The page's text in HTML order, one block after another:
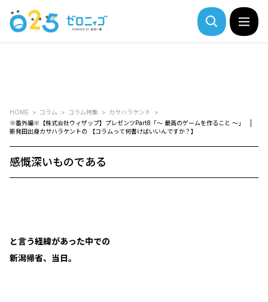
HOME コラム コラム特集
カサハラケント
※番外編※【株式会社ウィザップ】プレゼンツPart8「～ 最高のゲームを作ること ～」 |
新発田出身カサハラケントの 【コラムって何書けばいいんですか？】
感慨深いものである
と言う経緯があった中での
新潟帰省、当日。